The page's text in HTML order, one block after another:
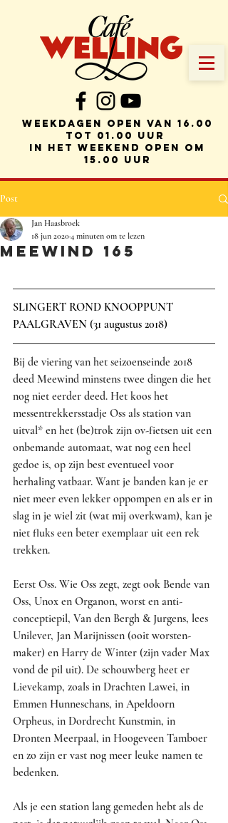
weekdagen Open van 16.00
tot 01.00 uur
in het weekend open om
15.00 uur
Post
MEEWIND 165
Jan Haasbroek
18 jun 20204 minuten om te lezen
SLINGERT ROND KNOOPPUNT
PAALGRAVEN (31 augustus 2018)
Bij de viering van het seizoenseinde 2018
deed Meewind minstens twee dingen die het
nog niet eerder deed. Het koos het
messentrekkersstadje Oss als station van
uitval* en het (be)trok zijn ov-fietsen uit een
onbemande automaat, wat nog een heel
gedoe is, op zijn best eventueel voor
herhaling vatbaar. Want je banden kan je er
niet meer even lekker oppompen en als er in
slag in je wiel zit (wat mij overkwam), kan je
niet fluks een beter exemplaar uit een rek
trekken.
Eerst Oss. Wie Oss zegt, zegt ook Bende van
Oss, Unox en Organon, worst en anti-
conceptiepil, Van den Bergh & Jurgens, lees
Unilever, Jan Marijnissen (ooit worsten-
maker) en Harry de Winter (zijn vader Max
vond de pil uit). De schouwberg heet er
Lievekamp, zoals in Drachten Lawei, in
Emmen Hunneschans, in Apeldoorn
Orpheus, in Dordrecht Kunstmin, in
Dronten Meerpaal, in Hoogeveen Tamboer
en zo zijn er vast nog meer leuke namen te
bedenken.
Als je een station lang gemeden hebt als de